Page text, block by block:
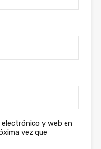
electrónico y web en
vez que